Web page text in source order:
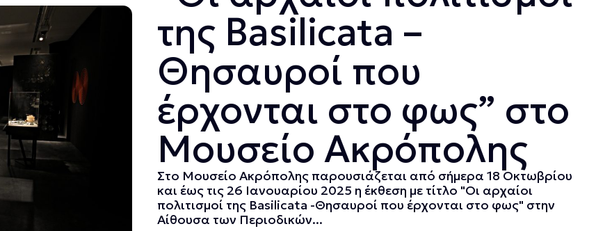
της Basilicata –
Θησαυροί που
έρχονται στο φως” στο
Μουσείο Ακρόπολης
Στο Μουσείο Ακρόπολης παρουσιάζεται από σήμερα 18 Οκτωβρίου
και έως τις 26 Ιανουαρίου 2025 η έκθεση με τίτλο "Οι αρχαίοι
πολιτισμοί της Basilicata -Θησαυροί που έρχονται στο φως" στην
Αίθουσα των Περιοδικών...